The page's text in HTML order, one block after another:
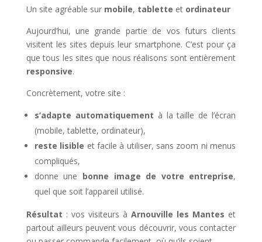
Un site agréable sur mobile, tablette et ordinateur
Aujourd’hui, une grande partie de vos futurs clients
visitent les sites depuis leur smartphone. C’est pour ça
que tous les sites que nous réalisons sont entièrement
responsive.
Concrètement, votre site :
s’adapte automatiquement à la taille de l’écran
(mobile, tablette, ordinateur),
reste lisible et facile à utiliser, sans zoom ni menus
compliqués,
donne une bonne image de votre entreprise,
quel que soit l’appareil utilisé.
Résultat : vos visiteurs àArnouville les Mantes et
partout ailleurs peuvent vous découvrir, vous contacter